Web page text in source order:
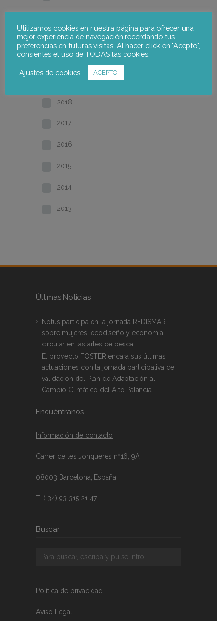
2021
2020
2018
2017
2016
2015
2014
2013
Últimas Noticias
Notus participa en la jornada REDISMAR
sobre mujeres, ecodiseño y economía
circular en las artes de pesca
El proyecto FOSTER encara sus últimas
actuaciones con la jornada participativa de
validación del Plan de Adaptación al
Cambio Climático del Alto Palancia
Encuéntranos
Información de contacto
Carrer de les Jonqueres nº16, 9A
08003 Barcelona, España
T. (+34) 93 315 21 47
Buscar
Política de privacidad
Aviso Legal
Utilizamos cookies en nuestra página para ofrecer una
mejor experiencia de navegación recordando tus
preferencias en futuras visitas. Al hacer click en "Acepto",
consientes el uso de TODAS las cookies.
Ajustes de cookies ACEPTO